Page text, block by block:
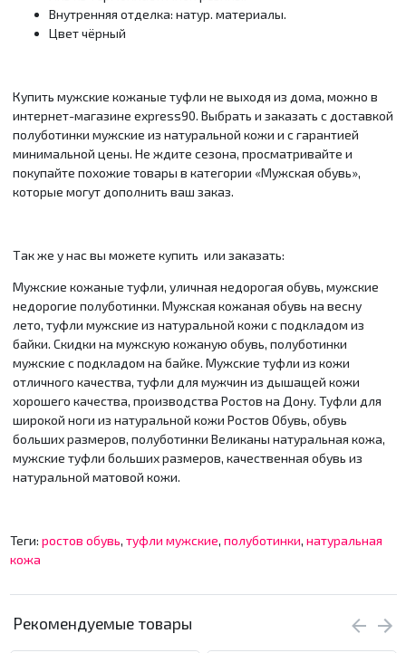
Внутренняя отделка: натур. материалы.
Цвет чёрный
Купить мужские кожаные туфли не выходя из дома, можно в
интернет-магазине express90. Выбрать и заказать с доставкой
полуботинки мужские из натуральной кожи и с гарантией
минимальной цены. Не ждите сезона, просматривайте и
покупайте похожие товары в категории «Мужская обувь»,
которые могут дополнить ваш заказ.
Так же у нас вы можете купить или заказать:
Мужские кожаные туфли, уличная недорогая обувь, мужские
недорогие полуботинки. Мужская кожаная обувь на весну
лето, туфли мужские из натуральной кожи с подкладом из
байки. Скидки на мужскую кожаную обувь, полуботинки
мужские с подкладом на байке. Мужские туфли из кожи
отличного качества, туфли для мужчин из дышащей кожи
хорошего качества, производства Ростов на Дону. Туфли для
широкой ноги из натуральной кожи Ростов Обувь, обувь
больших размеров, полуботинки Великаны натуральная кожа,
мужские туфли больших размеров, качественная обувь из
натуральной матовой кожи.
Теги: ростов обувь, туфли мужские, полуботинки, натуральная
кожа
Рекомендуемые товары